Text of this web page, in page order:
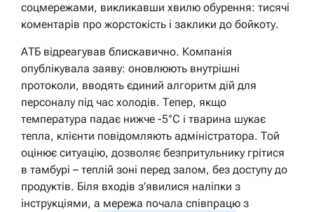
соцмережами, викликавши хвилю обурення: тисячі
коментарів про жорстокість і заклики до бойкоту.
АТБ відреагував блискавично. Компанія
опублікувала заяву: оновлюють внутрішні
протоколи, вводять єдиний алгоритм дій для
персоналу під час холодів. Тепер, якщо
температура падає нижче -5°C і тварина шукає
тепла, клієнти повідомляють адміністратора. Той
оцінює ситуацію, дозволяє безпритульнику грітися
в тамбурі – теплій зоні перед залом, без доступу до
продуктів. Біля входів з’явилися наліпки з
інструкціями, а мережа почала співпрацю з